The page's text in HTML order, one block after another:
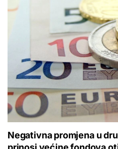
Negativna promjena u